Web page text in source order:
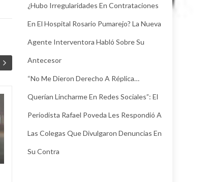
30
captura de Deimer,
el hombre capturado
¿Hubo Irregularidades En Contrataciones
En El Hospital Rosario Pumarejo? La Nueva
Agente Interventora Habló Sobre Su
Antecesor
“No Me Dieron Derecho A Réplica…
Querían Lincharme En Redes Sociales”: El
Periodista Rafael Poveda Les Respondió A
Las Colegas Que Divulgaron Denuncias En
Su Contra